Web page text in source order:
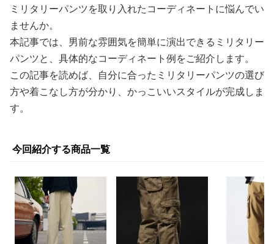
ミリタリーパンツを取り入れたコーディネートに悩んでい
ませんか。
本記事では、男前な雰囲気を簡単に演出できるミリタリー
パンツと、具体的なコーディネート例をご紹介します。
この記事を読めば、自分に合ったミリタリーパンツの選び
方や着こなし方が分かり、かっこいいスタイルが完成しま
す。
今回紹介する商品一覧